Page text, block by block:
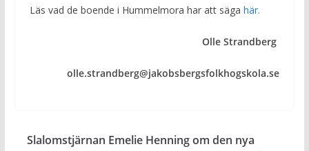
Läs vad de boende i Hummelmora har att säga här.
Olle Strandberg
olle.strandberg@jakobsbergsfolkhogskola.se
Slalomstjärnan Emelie Henning om den nya